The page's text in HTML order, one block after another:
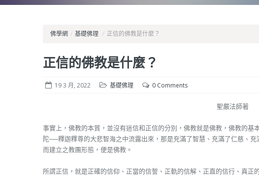
佛學網 / 基礎佛理 / 正信的佛教是什麼？
正信的佛教是什麼？
19 3 月, 2022 基礎佛理 0 Comments
聖嚴法師著
事實上，佛教的本質，並沒有迷信和正信的分別，佛教就是佛教，佛教的
陀──釋迦釋尊的大悲智海之中流露出來，那是充滿了智慧、充滿了仁慈、
而建立之教團形態，便是佛教。
所謂正信，就是正確的信仰、正當的信誓、正軌的信解、正直的信行、真